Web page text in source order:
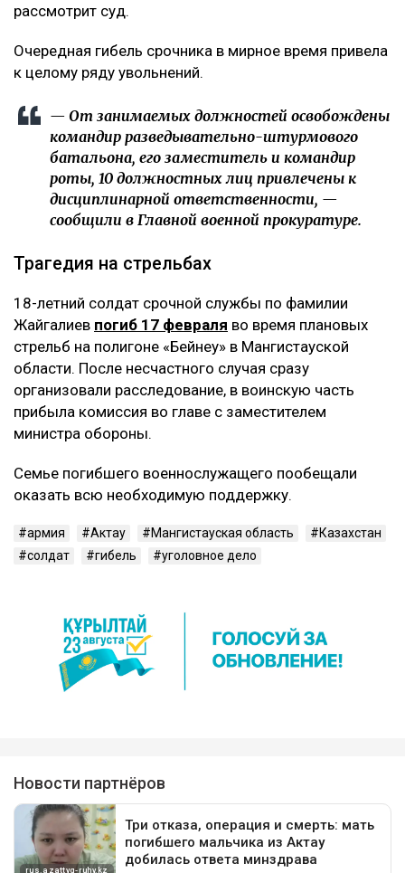
рассмотрит суд.
Очередная гибель срочника в мирное время привела
к целому ряду увольнений.
— От занимаемых должностей освобождены
командир разведывательно-штурмового
батальона, его заместитель и командир
роты, 10 должностных лиц привлечены к
дисциплинарной ответственности, —
сообщили в Главной военной прокуратуре.
Трагедия на стрельбах
18-летний солдат срочной службы по фамилии
Жайгалиев погиб 17 февраля во время плановых
стрельб на полигоне «Бейнеу» в Мангистауской
области. После несчастного случая сразу
организовали расследование, в воинскую часть
прибыла комиссия во главе с заместителем
министра обороны.
Семье погибшего военнослужащего пообещали
оказать всю необходимую поддержку.
армия Актау Мангистауская область
Казахстан
солдат
гибель уголовное дело